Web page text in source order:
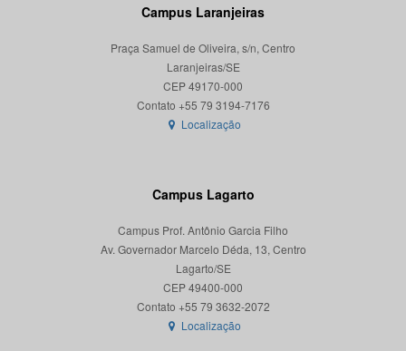
Campus Laranjeiras
Praça Samuel de Oliveira, s/n, Centro
Laranjeiras/SE
CEP 49170-000
Localização
Campus Lagarto
Campus Prof. Antônio Garcia Filho
Av. Governador Marcelo Déda, 13, Centro
Lagarto/SE
CEP 49400-000
Localização